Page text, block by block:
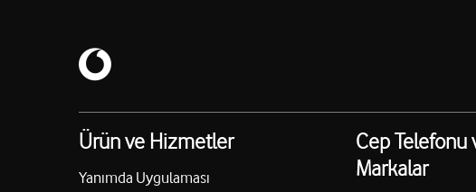
Ürün ve Hizmetler
Yanımda Uygulaması
Cep Telefonu
Markalar